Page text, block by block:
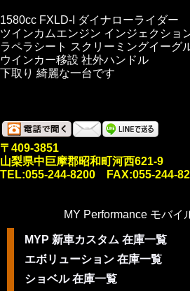
1580cc FXLD-I ダイナローライダー
ツインカムエンジン インジェクショ
ラペラシート スクリーミングイーグ
ウインカー移設 社外ハンドル
下取り 綺麗な一台です
〒409-3851
山梨県中巨摩郡昭和町河西621-9
TEL:055-244-8200 FAX:055-244-
MY Performance モバイ
MYP 新車カスタム 在庫一覧
エボリューション 在庫一覧
ショベル 在庫一覧